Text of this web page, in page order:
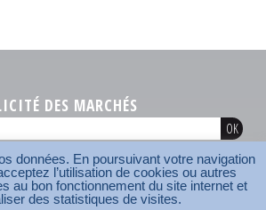
DES MARCHÉS
Mentions légales
Contact
données. En poursuivant votre navigation
l’utilisation de cookies ou autres
au bon fonctionnement du site internet et
des statistiques de visites.